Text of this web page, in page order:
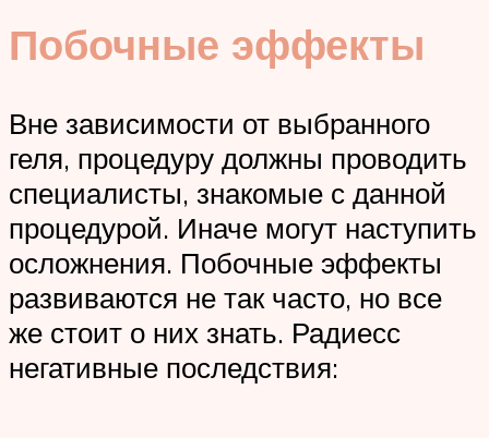
Побочные эффекты
Вне зависимости от выбранного
геля, процедуру должны проводить
специалисты, знакомые с данной
процедурой. Иначе могут наступить
осложнения. Побочные эффекты
развиваются не так часто, но все
же стоит о них знать. Радиесс
негативные последствия: